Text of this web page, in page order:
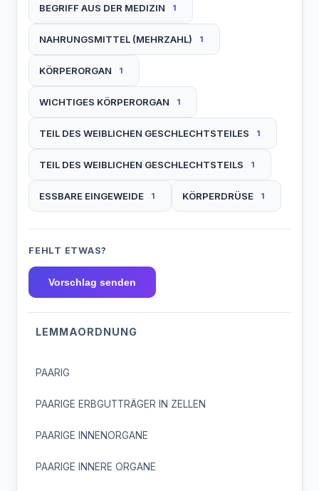
BEGRIFF AUS DER MEDIZIN 1
NAHRUNGSMITTEL (MEHRZAHL) 1
KÖRPERORGAN 1
WICHTIGES KÖRPERORGAN 1
TEIL DES WEIBLICHEN GESCHLECHTSTEILES 1
TEIL DES WEIBLICHEN GESCHLECHTSTEILS 1
ESSBARE EINGEWEIDE 1 KÖRPERDRÜSE 1
FEHLT ETWAS?
Vorschlag senden
LEMMAORDNUNG
PAARIG
PAARIGE ERBGUTTRÄGER IN ZELLEN
PAARIGE INNENORGANE
PAARIGE INNERE ORGANE